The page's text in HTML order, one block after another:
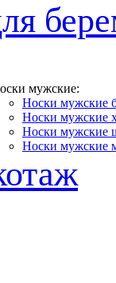
мужские:
Носки мужские
Носки мужские
Носки мужские
Носки мужские